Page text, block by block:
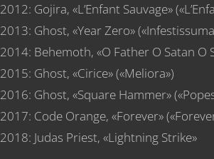
2012: Gojira, «L’Enfant Sauvage»
2013: Ghost, «Year Zero»
2014: Behemoth, «O Father O Satan O
2015: Ghost, «Cirice» («Meliora»)
2016: Ghost, «Square Hammer»
2017: Code Orange, «Forever»
2018: Judas Priest, «Lightning Strike»